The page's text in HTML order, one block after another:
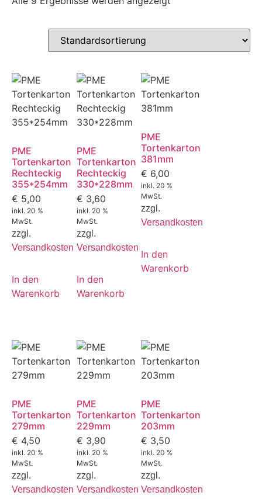
PME
Tortenkarton
Rechteckig
355*254mm
€ 5,00
inkl. 20 %
MwSt.
zzgl.
Versandkosten
In den
Warenkorb
PME
Tortenkarton
Rechteckig
330*228mm
€ 3,60
inkl. 20 %
MwSt.
zzgl.
Versandkosten
In den
Warenkorb
PME
Tortenkarton
381mm
€ 6,00
inkl. 20 %
MwSt.
zzgl.
Versandkosten
In den
Warenkorb
PME
Tortenkarton
279mm
€ 4,50
inkl. 20 %
MwSt.
zzgl.
Versandkosten
PME
Tortenkarton
229mm
€ 3,90
inkl. 20 %
MwSt.
zzgl.
Versandkosten
PME
Tortenkarton
203mm
€ 3,50
inkl. 20 %
MwSt.
zzgl.
Versandkosten